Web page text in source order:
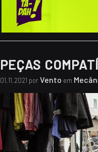
PEÇAS
01.11.2021 porVento em